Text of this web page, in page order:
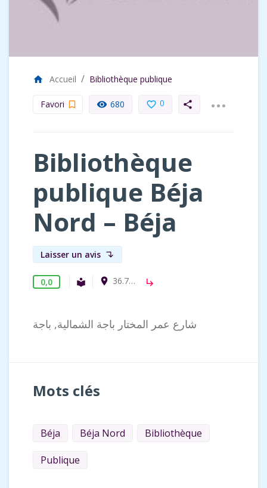
home Accueil Bibliothèque publique
Favori bookmark_border remove_red_eye 680 favorite_border 0 share ...
Bibliothèque
publique Béja
Nord – Béja
Laisser un avis subdirectory_arrow_left
0,0 local_library Bibliothèque publique
room 36.737827, 9.170582 subdirectory_arrow_right
شارع عمر المختار باجة الشمالية, باجة
Mots clés
Béja Béja Nord Bibliothèque
Publique